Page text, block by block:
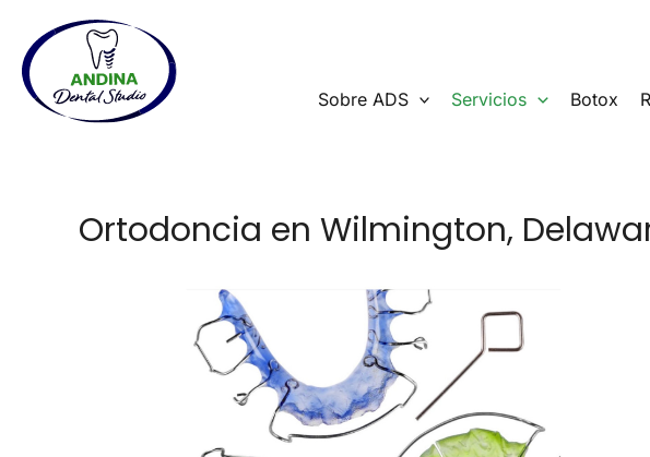
contenido
Sobre ADS Servicios Botox
Ortodoncia en Wilmington,